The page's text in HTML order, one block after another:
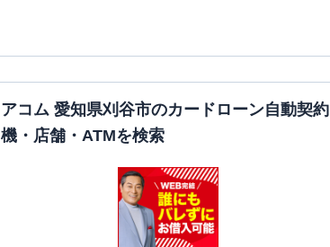
アコム 愛知県刈谷市のカードローン自動契約
機・店舗・ATMを検索